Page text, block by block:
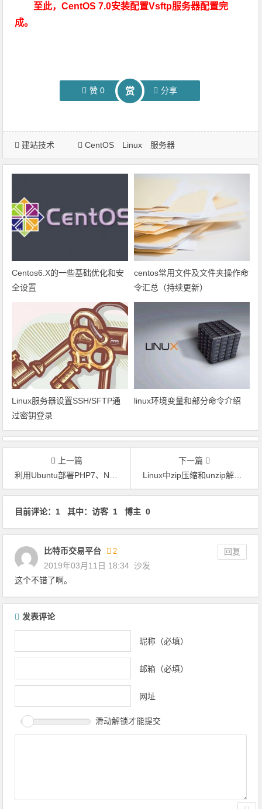
至此，CentOS 7.0安装配置Vsftp服务器配置完
成。
赞0 赏 分享
建站技术 CentOS Linux 服务器
Centos6.X的一些基础优化和安
全设置
centos常用文件及文件夹操作命
令汇总（持续更新）
Linux服务器设置SSH/SFTP通
过密钥登录
linux环境变量和部分命令介绍
上一篇
利用Ubuntu部署PHP7、Nginx、MySQL网站环境过程
下一篇
Linux中zip压缩和unzip解压缩命令详解
目前评论：1 其中：访客 1 博主 0
比特币交易平台 2
回复
2019年03月11日 18:34 沙发
这个不错了啊。
发表评论
昵称（必填）
邮箱（必填）
网址
滑动解锁才能提交